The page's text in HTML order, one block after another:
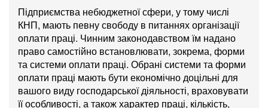
Підприємства небюджетної сфери, у тому числі
КНП, мають певну свободу в питаннях організації
оплати праці. Чинним законодавством їм надано
право самостійно встановлювати, зокрема, форми
та системи оплати праці. Обрані системи та форми
оплати праці мають бути економічно доцільні для
вашого виду господарської діяльності, враховувати
її особливості, а також характер праці, кількість,